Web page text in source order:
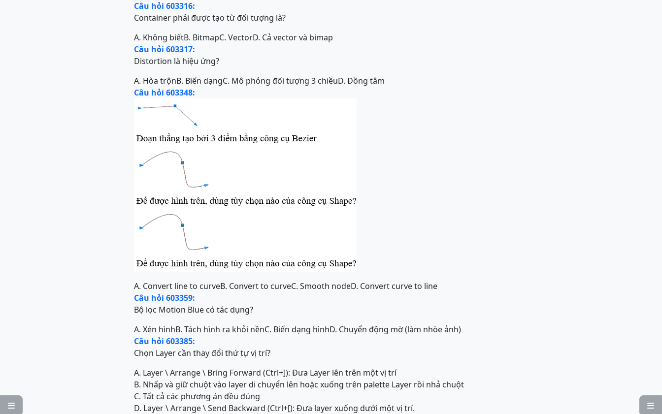


Câu hỏi 603316:
Container phải được tạo từ đối tượng là?
A. Không biếtB. BitmapC. VectorD. Cả vector và bimap
Câu hỏi 603317:
Distortion là hiệu ứng?
A. Hòa trộnB. Biến dạngC. Mô phỏng đối tượng 3 chiềuD. Đồng tâm
Câu hỏi 603348:
A. Convert line to curveB. Convert to curveC. Smooth nodeD. Convert curve to line
Câu hỏi 603359:
Bộ lọc Motion Blue có tác dụng?
A. Xén hìnhB. Tách hình ra khỏi nềnC. Biến dạng hìnhD. Chuyển động mờ (làm nhòe ảnh)
Câu hỏi 603385:
Chọn Layer cần thay đổi thứ tự vị trí?
A. Layer \ Arrange \ Bring Forward (Ctrl+]): Đưa Layer lên trên một vị trí
B. Nhấp và giữ chuột vào layer di chuyển lên hoặc xuống trên palette Layer rồi nhả chuột
C. Tất cả các phương án đều đúng
D. Layer \ Arrange \ Send Backward (Ctrl+[): Đưa layer xuống dưới một vị trí.